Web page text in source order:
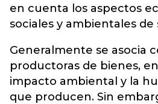
en cuenta los aspectos
sociales y ambientales de
Generalmente se asocia
productoras de bienes,
impacto ambiental y la
que producen. Sin